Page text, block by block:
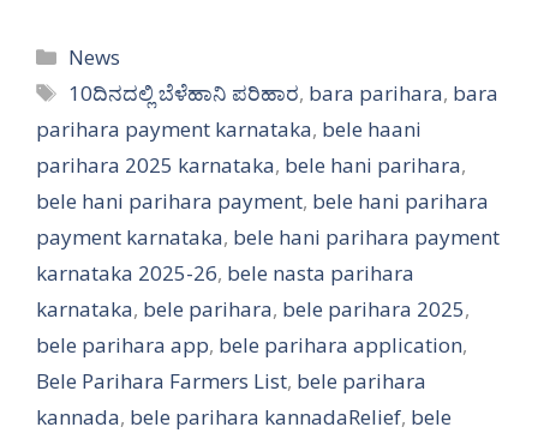
Categories
News
Tags
10ದಿನದಲ್ಲಿ ಬೆಳೆಹಾನಿ ಪರಿಹಾರ, bara parihara, bara
parihara payment karnataka, bele haani
parihara 2025 karnataka, bele hani parihara,
bele hani parihara payment, bele hani parihara
payment karnataka, bele hani parihara payment
karnataka 2025-26, bele nasta parihara
karnataka, bele parihara, bele parihara 2025,
bele parihara app, bele parihara application,
Bele Parihara Farmers List, bele parihara
kannada, bele parihara kannadaRelief, bele